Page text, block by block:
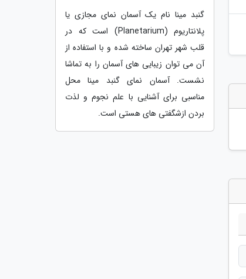
گنبد مینا نام یک آسمان نمای مجازی یا
پلانتاریوم (Planetarium) است که در
قلب شهر تهران ساخته شده و با استفاده از
آن می توان زیبایی های آسمان را به تماشا
نشست. آسمان نمای گنبد مینا محل
مناسبی برای آشنایی با علم نجوم و لذت
بردن ازشگفتی های هستی است.